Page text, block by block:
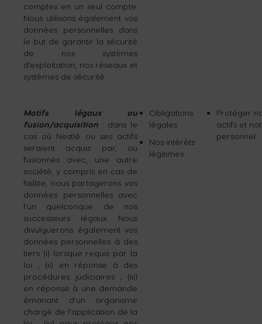
comptes en un seul compte.
Nous utilisons également vos
données personnelles dans
le but de garantir la sécurité
de nos systèmes
d’exploitation, nos réseaux et
systèmes de sécurité.
Motifs légaux ou
fusion/acquisition : dans le
cas où Nestlé ou ses actifs
seraient acquis par, ou
fusionnés avec, une autre
société, y compris en cas de
faillite, nous partagerons vos
données personnelles avec
l'un quelconque de nos
successeurs légaux. Nous
divulguerons également vos
données personnelles à des
tiers (i) lorsque requis par la
loi ; (ii) en réponse à des
procédures judiciaires ; (iii)
en réponse à une demande
émanant d'un organisme
chargé de l'application de la
Obligations
légales
Nos intérêts
légitimes
Protéger
actifs et
personnel